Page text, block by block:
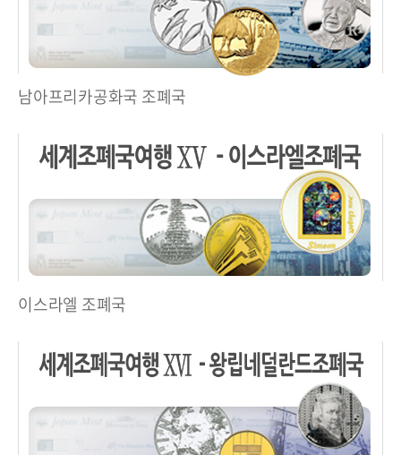
남아프리카공화국 조폐국
이스라엘 조폐국